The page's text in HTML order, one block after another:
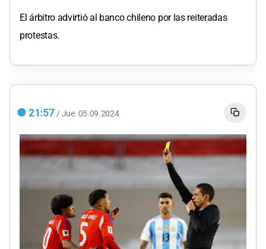
El árbitro advirtió al banco chileno por las reiteradas
protestas.
21:57 / Jue. 05.09.2024